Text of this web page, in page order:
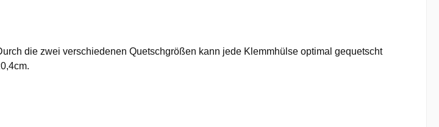
die zwei verschiedenen Quetschgrößen kann jede Klemmhülse optimal gequetscht